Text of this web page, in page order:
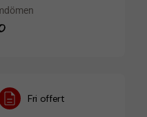
Fri offert